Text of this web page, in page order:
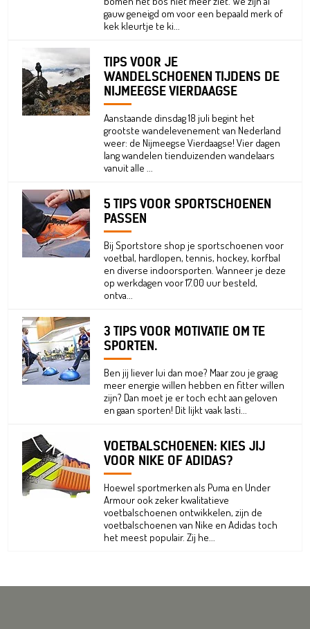
gauw geneigd om voor een bepaald merk of
kek kleurtje te ki...
TIPS VOOR JE
WANDELSCHOENEN TIJDENS DE
NIJMEEGSE VIERDAAGSE
Aanstaande dinsdag 18 juli begint het
grootste wandelevenement van Nederland
weer: de Nijmeegse Vierdaagse! Vier dagen
lang wandelen tienduizenden wandelaars
vanuit alle ...
5 TIPS VOOR SPORTSCHOENEN
PASSEN
Bij Sportstore shop je sportschoenen voor
voetbal, hardlopen, tennis, hockey, korfbal
en diverse indoorsporten. Wanneer je deze
op werkdagen voor 17.00 uur besteld,
ontva...
3 TIPS VOOR MOTIVATIE OM TE
SPORTEN.
Ben jij liever lui dan moe? Maar zou je graag
meer energie willen hebben en fitter willen
zijn? Dan moet je er toch echt aan geloven
en gaan sporten! Dit lijkt vaak lasti...
VOETBALSCHOENEN: KIES JIJ
VOOR NIKE OF ADIDAS?
Hoewel sportmerken als Puma en Under
Armour ook zeker kwalitatieve
voetbalschoenen ontwikkelen, zijn de
voetbalschoenen van Nike en Adidas toch
het meest populair. Zij he...